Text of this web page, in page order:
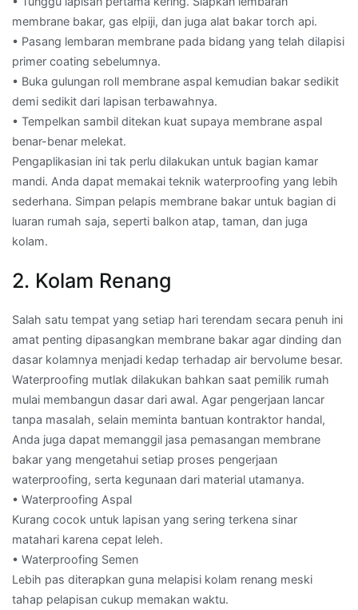
membrane bakar, gas elpiji, dan juga alat bakar torch api.
• Pasang lembaran membrane pada bidang yang telah dilapisi
primer coating sebelumnya.
• Buka gulungan roll membrane aspal kemudian bakar sedikit
demi sedikit dari lapisan terbawahnya.
• Tempelkan sambil ditekan kuat supaya membrane aspal
benar-benar melekat.
Pengaplikasian ini tak perlu dilakukan untuk bagian kamar
mandi. Anda dapat memakai teknik waterproofing yang lebih
sederhana. Simpan pelapis membrane bakar untuk bagian di
luaran rumah saja, seperti balkon atap, taman, dan juga
kolam.
2. Kolam Renang
Salah satu tempat yang setiap hari terendam secara penuh ini
amat penting dipasangkan membrane bakar agar dinding dan
dasar kolamnya menjadi kedap terhadap air bervolume besar.
Waterproofing mutlak dilakukan bahkan saat pemilik rumah
mulai membangun dasar dari awal. Agar pengerjaan lancar
tanpa masalah, selain meminta bantuan kontraktor handal,
Anda juga dapat memanggil jasa pemasangan membrane
bakar yang mengetahui setiap proses pengerjaan
waterproofing, serta kegunaan dari material utamanya.
• Waterproofing Aspal
Kurang cocok untuk lapisan yang sering terkena sinar
matahari karena cepat leleh.
• Waterproofing Semen
Lebih pas diterapkan guna melapisi kolam renang meski
tahap pelapisan cukup memakan waktu.